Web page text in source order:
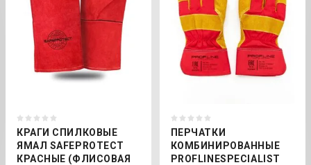
КРАГИ СПИЛКОВЫЕ
ЯМАЛ SAFEPROTECT
КРАСНЫЕ (ФЛИСОВАЯ
ПЕРЧАТКИ
КОМБИНИРОВАННЫЕ
PROFLINESPECIALIST